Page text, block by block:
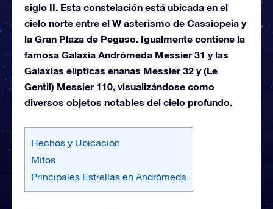
siglo II. Esta constelación está ubicada en el
cielo norte entre el W asterismo de Cassiopeia y
la Gran Plaza de Pegaso. Igualmente contiene la
famosa Galaxia Andrómeda Messier 31 y las
Galaxias elípticas enanas Messier 32 y (Le
Gentil) Messier 110, visualizándose como
diversos objetos notables del cielo profundo.
Hechos y Ubicación
Mitos
Principales Estrellas en Andrómeda